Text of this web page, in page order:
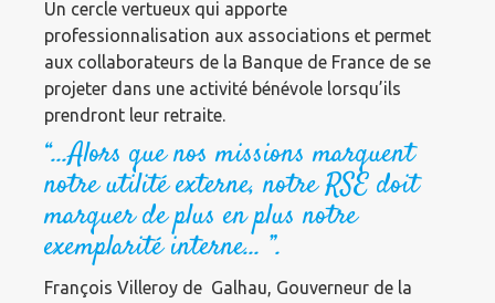
Un cercle vertueux qui apporte
professionnalisation aux associations et permet
aux collaborateurs de la Banque de France de se
projeter dans une activité bénévole lorsqu’ils
prendront leur retraite.
“…Alors que nos missions marquent
notre utilité externe, notre RSE doit
marquer de plus en plus notre
exemplarité interne… ”.
François Villeroy de Galhau, Gouverneur de la